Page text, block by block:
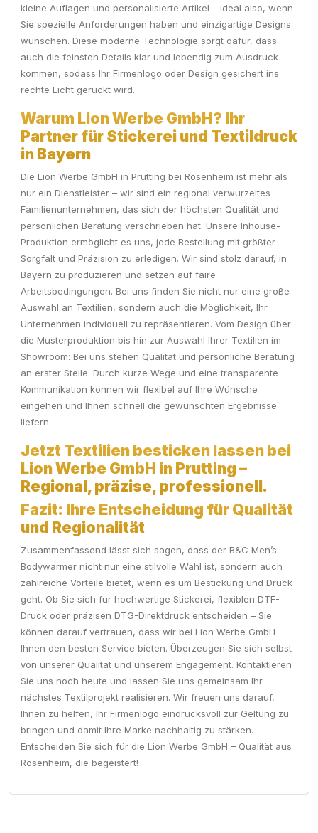
kleine Auflagen und personalisierte Artikel – ideal also, wenn
Sie spezielle Anforderungen haben und einzigartige Designs
wünschen. Diese moderne Technologie sorgt dafür, dass
auch die feinsten Details klar und lebendig zum Ausdruck
kommen, sodass Ihr Firmenlogo oder Design gesichert ins
rechte Licht gerückt wird.
Warum Lion Werbe GmbH? Ihr
Partner für Stickerei und Textildruck
in Bayern
Die Lion Werbe GmbH in Prutting bei Rosenheim ist mehr als
nur ein Dienstleister – wir sind ein regional verwurzeltes
Familienunternehmen, das sich der höchsten Qualität und
persönlichen Beratung verschrieben hat. Unsere Inhouse-
Produktion ermöglicht es uns, jede Bestellung mit größter
Sorgfalt und Präzision zu erledigen. Wir sind stolz darauf, in
Bayern zu produzieren und setzen auf faire
Arbeitsbedingungen. Bei uns finden Sie nicht nur eine große
Auswahl an Textilien, sondern auch die Möglichkeit, Ihr
Unternehmen individuell zu repräsentieren. Vom Design über
die Musterproduktion bis hin zur Auswahl Ihrer Textilien im
Showroom: Bei uns stehen Qualität und persönliche Beratung
an erster Stelle. Durch kurze Wege und eine transparente
Kommunikation können wir flexibel auf Ihre Wünsche
eingehen und Ihnen schnell die gewünschten Ergebnisse
liefern.
Jetzt Textilien besticken lassen bei
Lion Werbe GmbH in Prutting –
Regional, präzise, professionell.
Fazit: Ihre Entscheidung für Qualität
und Regionalität
Zusammenfassend lässt sich sagen, dass der B&C Men’s
Bodywarmer nicht nur eine stilvolle Wahl ist, sondern auch
zahlreiche Vorteile bietet, wenn es um Bestickung und Druck
geht. Ob Sie sich für hochwertige Stickerei, flexiblen DTF-
Druck oder präzisen DTG-Direktdruck entscheiden – Sie
können darauf vertrauen, dass wir bei Lion Werbe GmbH
Ihnen den besten Service bieten. Überzeugen Sie sich selbst
von unserer Qualität und unserem Engagement. Kontaktieren
Sie uns noch heute und lassen Sie uns gemeinsam Ihr
nächstes Textilprojekt realisieren. Wir freuen uns darauf,
Ihnen zu helfen, Ihr Firmenlogo eindrucksvoll zur Geltung zu
bringen und damit Ihre Marke nachhaltig zu stärken.
Entscheiden Sie sich für die Lion Werbe GmbH – Qualität aus
Rosenheim, die begeistert!